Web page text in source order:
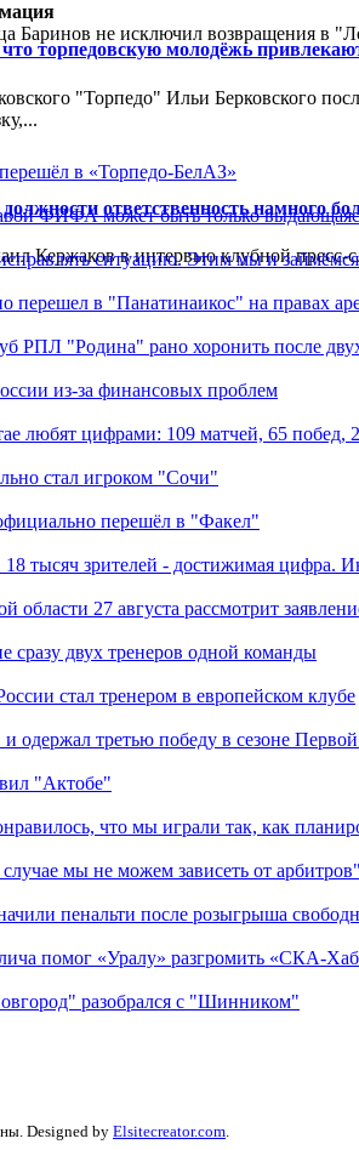
торпедовскую молодёжь
"Торпедо" Ильи Берковского
ответственность намного
Кержаков в интервью клубной
Баринов не исключил возвращения в
в «Торпедо-БелАЗ»
ФИФА может быть только
ситуацию. Этим мы и
перешел в "Панатинаикос" на правах
РПЛ "Родина" рано хоронить после
из-за финансовых проблем
любят цифрами: 109 матчей, 65 побед,
стал игроком "Сочи"
перешёл в "Факел"
тысяч зрителей - достижимая цифра.
области 27 августа рассмотрит
сразу двух тренеров одной команды
стал тренером в европейском клубе
одержал третью победу в сезоне
"Актобе"
что мы играли так, как
мы не можем зависеть от арбитров"
пенальти после розыгрыша
помог «Уралу» разгромить «СКА-
разобрался с "Шинником"
Designed by Elsitecreator.com